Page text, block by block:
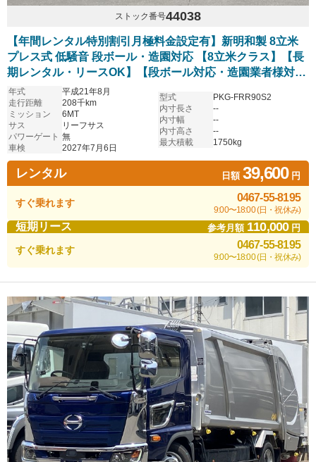
ストック番号44038
【年間レンタル特別割引月極料金設定有】新明和製 8立米
プレス式 低騒音 段ボール・造園対応 【8立米クラス】【長
期レンタル・リースOK】【段ボール対応・造園業者様対
応】
年式
平成21年8月
走行距離
208千km
ミッション
6MT
サス
リーフサス
パワーゲート 無
車検
2027年7月6日
型式
PKG-FRR90S2
内寸長さ
--
内寸幅
--
内寸高さ
--
最大積載
1750kg
レンタル 日額39,600円
すぐ乗れます 0467-55-8195
9:00〜18:00 (日・祝休み)
短期リース 参考月額 110,000円
すぐ乗れます 0467-55-8195
9:00〜18:00 (日・祝休み)